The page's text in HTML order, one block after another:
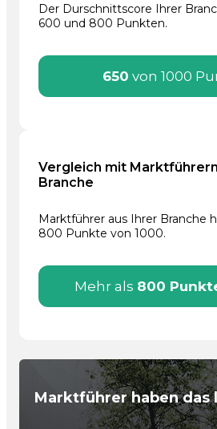
Der Durschnittscore Ihrer
600 und 800 Punkten.
650 von 1000
Vergleich mit
Branche
Marktführer aus Ihrer Branche
800 Punkte von 1000.
Mehr als 800
Marktführer haben das